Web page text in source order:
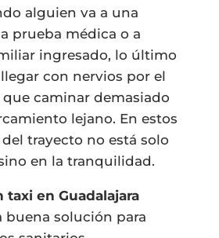
alguien va a una
prueba médica o a
ingresado, lo último
con nervios por el
caminar demasiado
lejano. En estos
trayecto no está solo
en la tranquilidad.
taxi en Guadalajara
buena solución para